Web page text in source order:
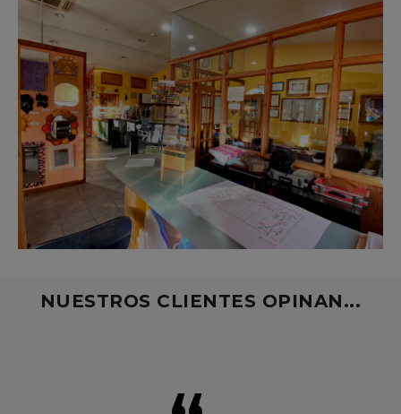
NUESTROS CLIENTES OPINAN...